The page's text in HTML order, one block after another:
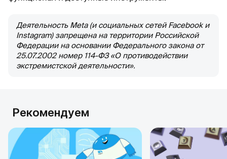
Деятельность Meta (и социальных сетей Facebook и
Instagram) запрещена на территории Российской
Федерации на основании Федерального закона от
25.07.2002 номер 114-ФЗ «О противодействии
экстремистской деятельности».
Рекомендуем